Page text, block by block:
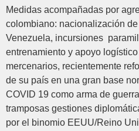
Medidas acompañadas por
colombiano: nacionalización
Venezuela, incursiones
entrenamiento y apoyo
mercenarios, recientemente
de su país en una gran base
COVID 19 como arma de
tramposas gestiones
por el binomio EEUU/Reino